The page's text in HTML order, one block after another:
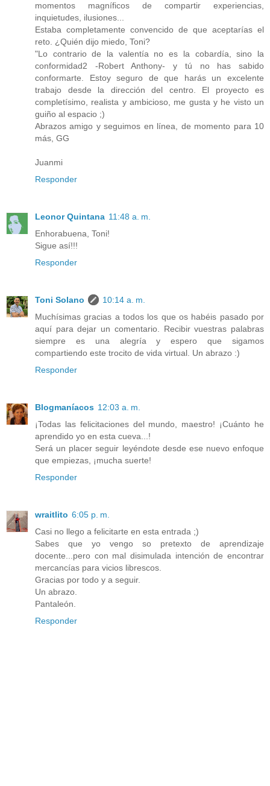
momentos magníficos de compartir experiencias,
inquietudes, ilusiones...
Estaba completamente convencido de que aceptarías el
reto. ¿Quién dijo miedo, Toni?
"Lo contrario de la valentía no es la cobardía, sino la
conformidad2 -Robert Anthony- y tú no has sabido
conformarte. Estoy seguro de que harás un excelente
trabajo desde la dirección del centro. El proyecto es
completísimo, realista y ambicioso, me gusta y he visto un
guiño al espacio ;)
Abrazos amigo y seguimos en línea, de momento para 10
más, GG
Juanmi
Responder
Leonor Quintana 11:48 a. m.
Enhorabuena, Toni!
Sigue así!!!
Responder
Toni Solano
10:14 a. m.
Muchísimas gracias a todos los que os habéis pasado por
aquí para dejar un comentario. Recibir vuestras palabras
siempre es una alegría y espero que sigamos
compartiendo este trocito de vida virtual. Un abrazo :)
Responder
Blogmaníacos 12:03 a. m.
¡Todas las felicitaciones del mundo, maestro! ¡Cuánto he
aprendido yo en esta cueva...!
Será un placer seguir leyéndote desde ese nuevo enfoque
que empiezas, ¡mucha suerte!
Responder
wraitlito 6:05 p. m.
Casi no llego a felicitarte en esta entrada ;)
Sabes que yo vengo so pretexto de aprendizaje
docente...pero con mal disimulada intención de encontrar
mercancías para vicios librescos.
Gracias por todo y a seguir.
Un abrazo.
Pantaleón.
Responder